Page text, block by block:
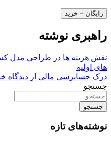
رایگان – خرید
راهبری نوشته
نقش هزینه ها در طراحی مدل
های اولیه
درک حسابرسی مالی از دیدگاه
جستجو
جستجو
نوشته‌های تازه